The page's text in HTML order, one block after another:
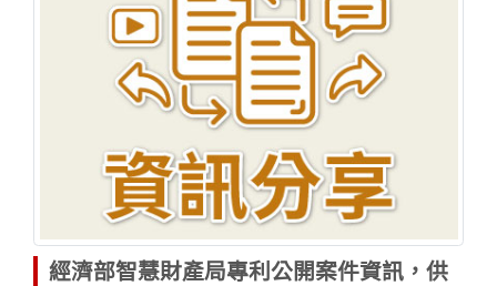
經濟部智慧財產局專利公開案件資訊，供